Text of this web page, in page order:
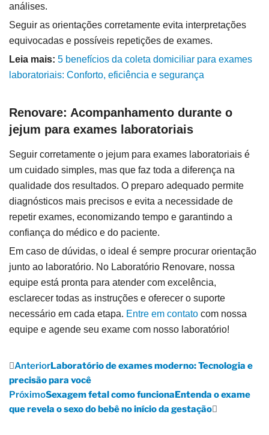
análises.
Seguir as orientações corretamente evita interpretações
equivocadas e possíveis repetições de exames.
Leia mais: 5 benefícios da coleta domiciliar para exames
laboratoriais: Conforto, eficiência e segurança
Renovare: Acompanhamento durante o
jejum para exames laboratoriais
Seguir corretamente o jejum para exames laboratoriais é
um cuidado simples, mas que faz toda a diferença na
qualidade dos resultados. O preparo adequado permite
diagnósticos mais precisos e evita a necessidade de
repetir exames, economizando tempo e garantindo a
confiança do médico e do paciente.
Em caso de dúvidas, o ideal é sempre procurar orientação
junto ao laboratório. No Laboratório Renovare, nossa
equipe está pronta para atender com excelência,
esclarecer todas as instruções e oferecer o suporte
necessário em cada etapa. Entre em contato com nossa
equipe e agende seu exame com nosso laboratório!
AnteriorLaboratório de exames moderno: Tecnologia e
precisão para você
PróximoSexagem fetal como funcionaEntenda o exame
que revela o sexo do bebê no início da gestação